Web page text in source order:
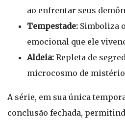
ao enfrentar seus
Tempestade: Simboliza
emocional que ele
Aldeia: Repleta de
microcosmo de mistério
A série, em sua única
conclusão fechada,